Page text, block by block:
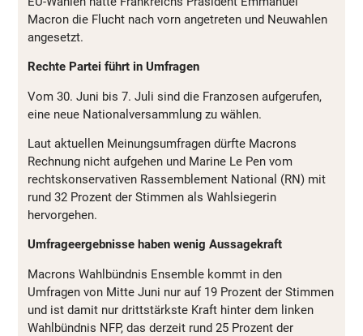
Macron die Flucht nach vorn angetreten und Neuwahlen
angesetzt.
Rechte Partei führt in Umfragen
Vom 30. Juni bis 7. Juli sind die Franzosen aufgerufen,
eine neue Nationalversammlung zu wählen.
Laut aktuellen Meinungsumfragen dürfte Macrons
Rechnung nicht aufgehen und Marine Le Pen vom
rechtskonservativen Rassemblement National (RN) mit
rund 32 Prozent der Stimmen als Wahlsiegerin
hervorgehen.
Umfrageergebnisse haben wenig Aussagekraft
Macrons Wahlbündnis Ensemble kommt in den
Umfragen von Mitte Juni nur auf 19 Prozent der Stimmen
und ist damit nur drittstärkste Kraft hinter dem linken
Wahlbündnis NFP, das derzeit rund 25 Prozent der